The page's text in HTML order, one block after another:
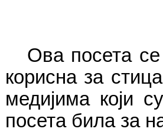
Ова посета
корисна за
медијима који
посета била за